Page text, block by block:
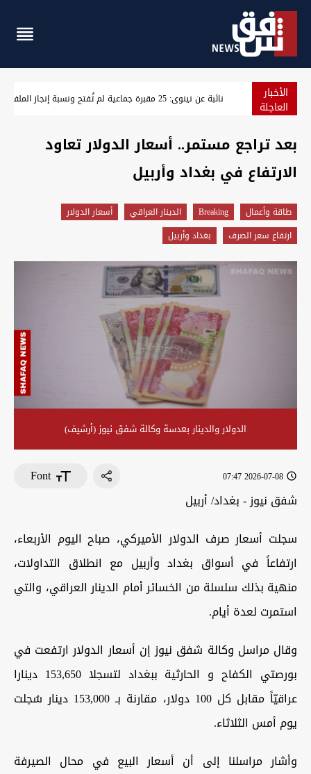
الأخبار
العاجلة "سلاح الفصائل إلى الحشد".. اتفاق على التسليم قبل نهاية
بعد تراجع مستمر.. أسعار الدولار تعاود
الارتفاع في بغداد وأربيل
طاقة وأعمال Breaking الدينار العراقي
أسعار الدولار
ارتفاع سعر الصرف
بغداد وأربيل
الدولار والدينار بعدسة وكالة شفق نيوز (أرشيف)
2026-07-08 07:47
Font
شفق نيوز - بغداد/ أربيل
سجلت أسعار صرف الدولار الأميركي، صباح اليوم الأربعاء،
ارتفاعاً في أسواق بغداد وأربيل مع انطلاق التداولات،
منهية بذلك سلسلة من الخسائر أمام الدينار العراقي، والتي
استمرت لعدة أيام.
وقال مراسل وكالة شفق نيوز إن أسعار الدولار ارتفعت في
بورصتي الكفاح و الحارثية ببغداد لتسجلا 153,650 دينارا
عراقيّاً مقابل كل 100 دولار، مقارنة بـ 153,000 دينار سُجلت
يوم أمس الثلاثاء.
وأشار مراسلنا إلى أن أسعار البيع في محال الصيرفة